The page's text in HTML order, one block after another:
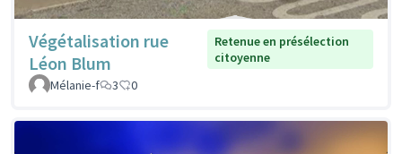
Végétalisation rue
Léon Blum
Retenue en présélection
citoyenne
Mélanie-f
3 0